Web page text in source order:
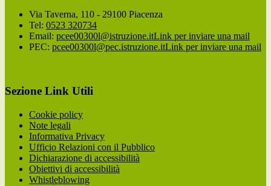
Via Taverna, 110 - 29100 Piacenza
Tel: 0523 320734
Email: pcee00300l@istruzione.itLink per inviare una mail
PEC: pcee00300l@pec.istruzione.itLink per inviare una mail
Sezione Link Utili
Cookie policy
Note legali
Informativa Privacy
Ufficio Relazioni con il Pubblico
Dichiarazione di accessibilità
Obiettivi di accessibilità
Whistleblowing